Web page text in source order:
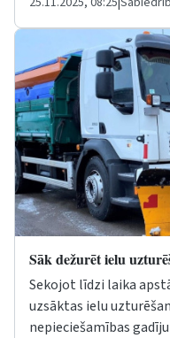
Sāk dežurēt ielu
Sekojot līdzi laika
uzsāktas ielu
nepieciešamības